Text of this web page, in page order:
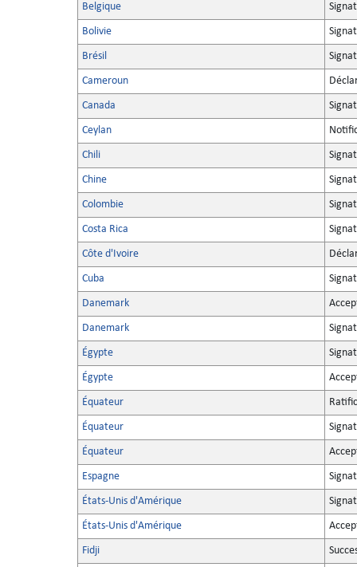
Belgique
Bolivie
Brésil
Cameroun
Canada
Ceylan
Chili
Chine
Colombie
Costa Rica
Côte d'Ivoire
Cuba
Danemark
Danemark
Égypte
Égypte
Équateur
Équateur
Équateur
Espagne
États-Unis d'Amérique
États-Unis d'Amérique
Fidji